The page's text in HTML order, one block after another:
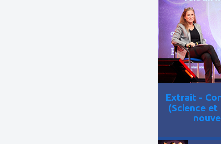
à
mes
favoris
Extrait -
(Science et